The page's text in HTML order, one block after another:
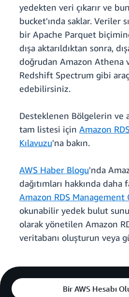
yedekten veri çıkarır ve
bucket'ında saklar. Veriler
bir Apache Parquet
dışa aktarıldıktan sonra,
doğrudan Amazon Athena
Redshift Spectrum gibi
edebilirsiniz.
Desteklenen Bölgelerin ve
tam listesi için Amazon
Kılavuzu'na bakın.
AWS Haber Blogu'nda
dağıtımları hakkında
Amazon RDS Management
okunabilir yedek bulut
olarak yönetilen Amazon
veritabanı oluşturun veya
Bir AWS Hesabı